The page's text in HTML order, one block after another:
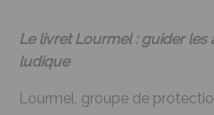
Le livret Lourmel : guider les
ludique
Lourmel, groupe de